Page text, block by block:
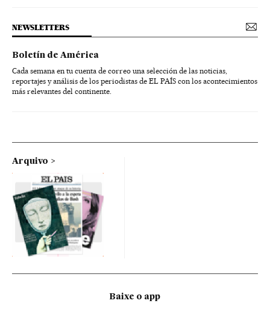
NEWSLETTERS
Boletín de América
Cada semana en tu cuenta de correo una selección de las noticias,
reportajes y análisis de los periodistas de EL PAÍS con los acontecimientos
más relevantes del continente.
Arquivo
Baixe o app